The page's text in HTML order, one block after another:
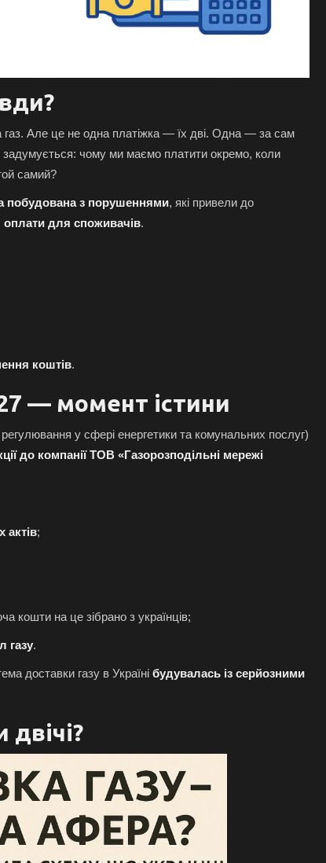
газ. Але це не одна платіжка — їх дві. Одна — за сам
задумується: чому ми маємо платити окремо, коли
самий?
побудована з порушеннями, які привели до
оплати для споживачів.
коштів.
— момент істини
у сфері енергетики та комунальних послуг)
до компанії ТОВ «Газорозподільні мережі
актів;
кошти на це зібрано з українців;
газу.
доставки газу в Україні будувалась із серйозними